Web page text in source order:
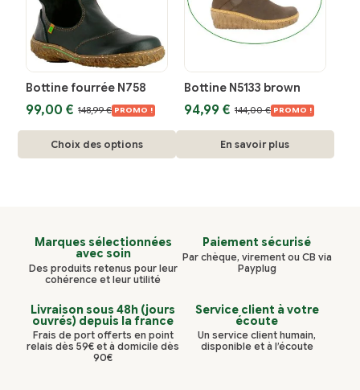
options
peuvent
être
choisies
sur
la
page
du
options
peuvent
choisies
sur
page
du
Bottine fourrée N758
148,99€
Le
initial
était :
99,00€
Le
actuel
est :
PROMO !
Choix des options
produit
Les
options
peuvent
être
choisies
sur
Bottine N5133 brown
144,00€
Le
était :
94,99 €
Le
actuel
est :
PROMO !
En savoir plus
produit
options
être
choisies
sur
Marques sélectionnées
avec soin
Des produits retenus pour leur
cohérence et leur utilité
Paiement sécurisé
Par chèque, virement ou CB via
Payplug
Livraison sous 48h (jours
ouvrés) depuis la france
Frais de port offerts en point
relais dès 59€ et à domicile dès
90€
Service client à votre
écoute
Un service client humain,
disponible et à l’écoute